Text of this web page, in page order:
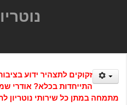
זקוקים לתצהיר ידוע
התייחדות בכלא? אודרי
מתמחה במתן כל שירותי נוטריון